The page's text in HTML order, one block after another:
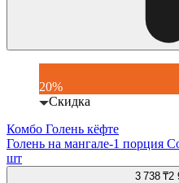
20%
Скидка
Комбо Голень кёфте
Голень на мангале-1 порция
шт
3 738 ₸2